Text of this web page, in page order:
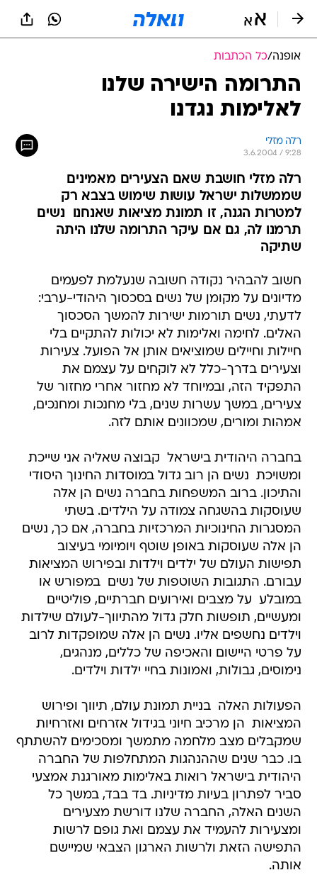
אופנה/כל הכתבות
התרומה הישירה שלנו
לאלימות נגדנו
רלה מזלי
3.6.2004 / 9:28
רלה מזלי חושבת שאם הצעירים מאמינים
שממשלות ישראל עושות שימוש בצבא רק
למטרות הגנה, זו תמונת מציאות שאנחנו  נשים 
תרמנו לה, גם אם עיקר התרומה שלנו היתה
שתיקה
חשוב להבהיר נקודה חשובה שנעלמת לפעמים
מדיונים על מקומן של נשים בסכסוך היהודי-ערבי:
לדעתי, נשים תורמות ישירות להמשך הסכסוך
האלים. לחימה ואלימות לא יכולות להתקיים בלי
חיילות וחיילים שמוציאים אותן אל הפועל. צעירות
וצעירים בדרך-כלל לא לוקחים על עצמם את
התפקיד הזה, ובמיוחד לא מחזור אחרי מחזור של
צעירים, במשך עשרות שנים, בלי מחנכות ומחנכים,
אמהות ומורים, שמכוונים אותם לזה.
בחברה היהודית בישראל  קבוצה שאליה אני שייכת
ומשויכת  נשים הן רוב גדול במוסדות החינוך היסודי
והתיכון. ברוב המשפחות בחברה נשים הן אלה
שעוסקות בהשגחה צמודה על הילדים. בשתי
המסגרות החינוכיות המרכזיות בחברה, אם כך, נשים
הן אלה שעוסקות באופן שוטף ויומיומי בעיצוב
תפישות העולם של ילדים וילדות ובפירוש המציאות
עבורם. התגובות השוטפות של נשים  במפורש או
במובלע  על מצבים ואירועים חברתיים, פוליטיים
ומעשיים, תופשות חלק גדול מהתיווך-לעולם שילדות
וילדים נחשפים אליו. נשים הן אלה שמופקדות לרוב
על פרטי היישום והאכיפה של כללים, מנהגים,
נימוסים, גבולות, ואמונות בחיי ילדות וילדים.
הפעולות האלה  בניית תמונת עולם, תיווך ופירוש
המציאות  הן מרכיב חיוני בגידול אזרחים ואזרחיות
שמקבלים מצב מלחמה מתמשך ומסכימים להשתתף
בו. כבר שנים שההנהגות המתחלפות של החברה
היהודית בישראל רואות באלימות מאורגנת אמצעי
סביר לפתרון בעיות מדיניות. בד בבד, במשך כל
השנים האלה, החברה שלנו דורשת מצעירים
ומצעירות להעמיד את עצמם ואת גופם לרשות
התפישה הזאת ולרשות הארגון הצבאי שמיישם
אותה.